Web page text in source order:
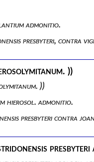
admonitio.
presbyteri, contra
))
))
hierosol. admonitio.
presbyteri contra